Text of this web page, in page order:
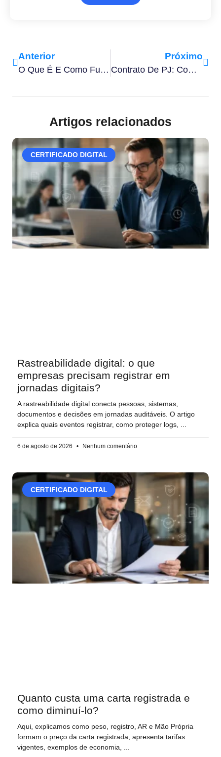
Anterior
O Que É E Como Funciona Um Contrato De Locação De Veículo
Próximo
Contrato De PJ: Como Funciona, Riscos E Cuidados Essenciais
Artigos relacionados
CERTIFICADO DIGITAL
Rastreabilidade digital: o que
empresas precisam registrar em
jornadas digitais?
A rastreabilidade digital conecta pessoas, sistemas,
documentos e decisões em jornadas auditáveis. O artigo
explica quais eventos registrar, como proteger logs,
6 de agosto de 2026 Nenhum comentário
CERTIFICADO DIGITAL
Quanto custa uma carta registrada e
como diminuí-lo?
Aqui, explicamos como peso, registro, AR e Mão Própria
formam o preço da carta registrada, apresenta tarifas
vigentes, exemplos de economia,